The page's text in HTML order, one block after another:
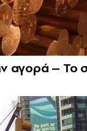
αγορά – Το